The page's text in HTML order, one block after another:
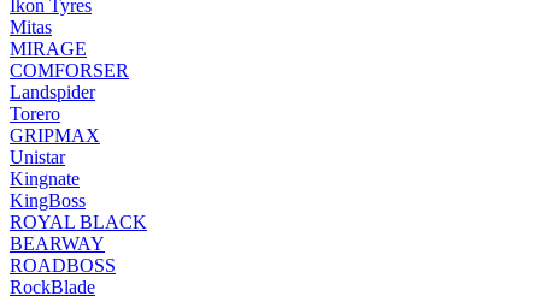
Ikon Tyres
Mitas
MIRAGE
COMFORSER
Landspider
Torero
GRIPMAX
Unistar
Kingnate
KingBoss
ROYAL BLACK
BEARWAY
ROADBOSS
RockBlade